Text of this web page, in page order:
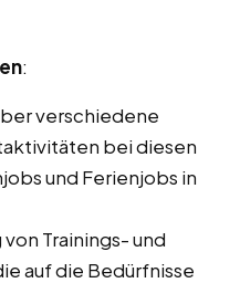
:
verschiedene
bei diesen
und Ferienjobs in
Trainings- und
auf die Bedürfnisse